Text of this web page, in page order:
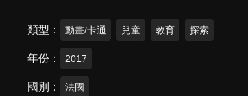
類型 動畫/卡通 兒童 教育 探索
年份 2017
國別 法國